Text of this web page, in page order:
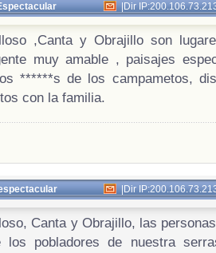
|Dir
,Canta y Obrajillo son
muy amable , paisajes
******s de los campametos,
con la familia.
|Dir
Canta y Obrajillo, las
los pobladores de nuestra